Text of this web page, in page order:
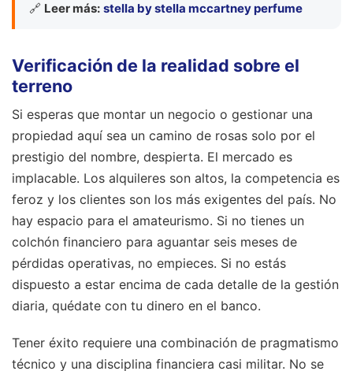
🔗 Leer más: stella by stella mccartney perfume
Verificación de la realidad sobre el
terreno
Si esperas que montar un negocio o gestionar una
propiedad aquí sea un camino de rosas solo por el
prestigio del nombre, despierta. El mercado es
implacable. Los alquileres son altos, la competencia es
feroz y los clientes son los más exigentes del país. No
hay espacio para el amateurismo. Si no tienes un
colchón financiero para aguantar seis meses de
pérdidas operativas, no empieces. Si no estás
dispuesto a estar encima de cada detalle de la gestión
diaria, quédate con tu dinero en el banco.
Tener éxito requiere una combinación de pragmatismo
técnico y una disciplina financiera casi militar. No se